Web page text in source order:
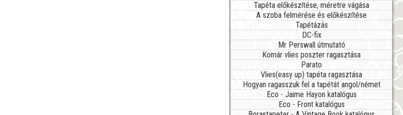
Tapéta előkészítése, méretre vágása
A szoba felmérése és előkészítése
Tapétázás
DC-fix
Mr Perswall útmutató
Komár vlies poszter ragasztása
Parato
Vlies(easy up) tapéta ragasztása
Hogyan ragasszuk fel a tapétát angol/német
Eco - Jaime Hayon katalógus
Eco - Front katalógus